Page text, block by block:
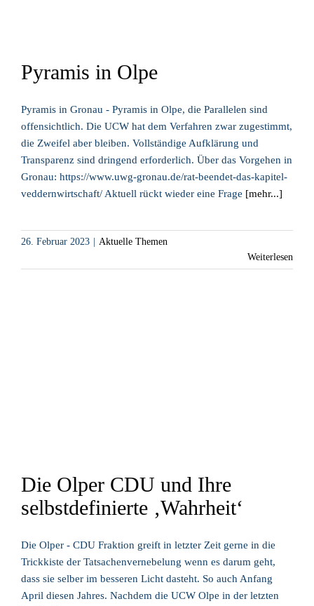
Pyramis in Olpe
Pyramis in Gronau - Pyramis in Olpe, die Parallelen sind
offensichtlich. Die UCW hat dem Verfahren zwar zugestimmt,
die Zweifel aber bleiben. Vollständige Aufklärung und
Transparenz sind dringend erforderlich. Über das Vorgehen in
Gronau: https://www.uwg-gronau.de/rat-beendet-das-kapitel-
veddernwirtschaft/ Aktuell rückt wieder eine Frage [mehr...]
26. Februar 2023 | Aktuelle Themen
Weiterlesen
Die Olper CDU und Ihre
selbstdefinierte ‚Wahrheit‘
Die Olper - CDU Fraktion greift in letzter Zeit gerne in die
Trickkiste der Tatsachenvernebelung wenn es darum geht,
dass sie selber im besseren Licht dasteht. So auch Anfang
April diesen Jahres. Nachdem die UCW Olpe in der letzten